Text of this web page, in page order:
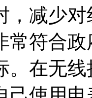
，减少
常符合
。在无